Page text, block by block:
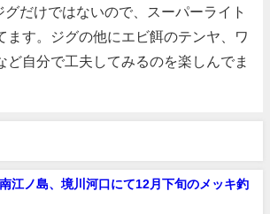
グだけではないので、スーパーライト
ます。ジグの他にエビ餌のテンヤ、ワ
ど自分で工夫してみるのを楽しんでま
江ノ島、境川河口にて12月下旬のメッキ釣